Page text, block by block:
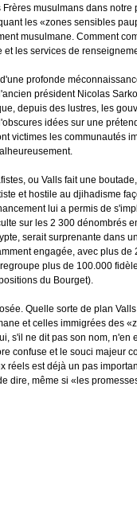
musulmans dans
les «zones sensibles
musulmane. Comment
les services de
profonde
président Nicolas
depuis des lustres, les
idées sur une
victimes les communautés
ou Valls fait une
et hostile au djihadisme
lui a permis de
sur les 2 300 dénombrés
serait surprenante dans
engagée, avec plus
plus de 100.000
du Bourget).
Quelle sorte de plan
et celles immigrées des
s'il ne dit pas son nom, n'en
confuse et le souci majeur
réels est déjà un pas
dire, même si «les